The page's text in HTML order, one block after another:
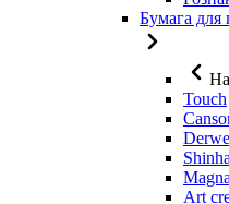
Бумага для
Touch
Art